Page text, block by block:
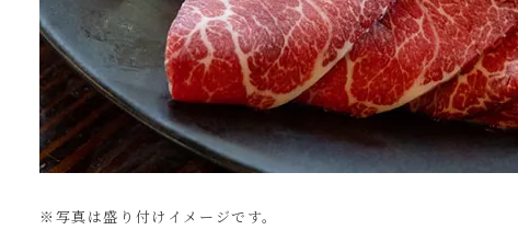
※写真は盛り付けイメージです。